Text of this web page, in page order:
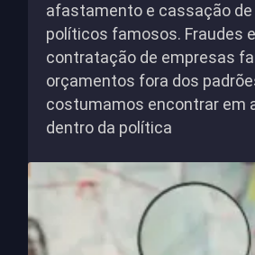
afastamento e cassação de
políticos famosos. Fraudes
contratação de empresas
orçamentos fora dos
costumamos encontrar em
dentro da política